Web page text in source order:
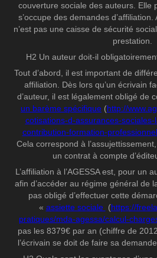
couverture sociale des auteurs. Elle
s’occupe des demandes
n’est pas une caisse de sécurité
prestation.
H2 Un auteur doit-il
Tout d’abord, il est important de
affiliation. Dès lors qu’un écrivain
d’auteur, il est légalement obligé de
un barème spécifique (http://
cotisations-d-assurances-
contribution-formation-
Cela correspond à
un contrat à compte
L’affiliation à l’AGESSA est, pour un
afin d’accéder au régime général de
pas obligé d’effectuer cette
« assiette sociale (https://
pratiques/mda-agessa/calcul-
pas les 8379€ par an (chiffre de
l’écrivain se doit de faire sa demande